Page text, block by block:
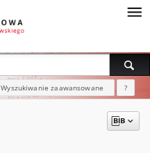
Wyszukiwanie zaawansowane ?